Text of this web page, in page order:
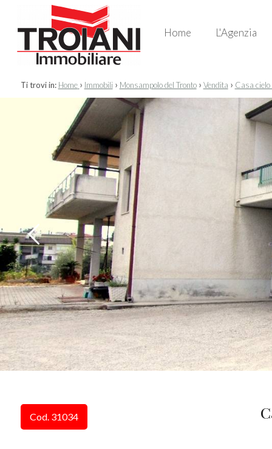
Home L'Agenzia
Ti trovi in: Home › Immobili › Monsampolo del Tronto › Vendita › Casa
Cod. 31034